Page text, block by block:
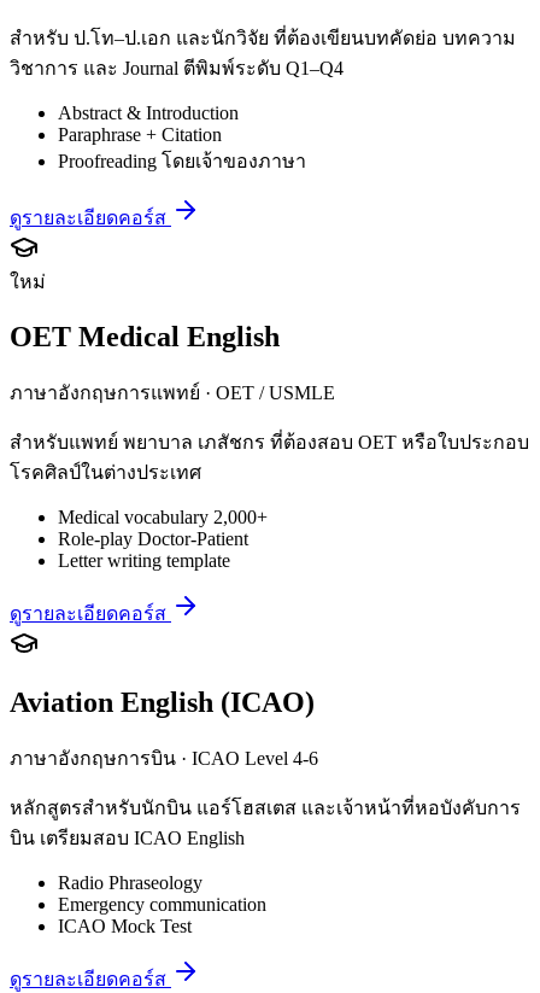
สำหรับ ป.โท–ป.เอก และนักวิจัย ที่ต้องเขียนบทคัดย่อ บทความ
วิชาการ และ Journal ตีพิมพ์ระดับ Q1–Q4
Abstract & Introduction
Paraphrase + Citation
Proofreading โดยเจ้าของภาษา
ดูรายละเอียดคอร์ส
ใหม่
OET Medical English
ภาษาอังกฤษการแพทย์ · OET / USMLE
สำหรับแพทย์ พยาบาล เภสัชกร ที่ต้องสอบ OET หรือใบประกอบ
โรคศิลป์ในต่างประเทศ
Medical vocabulary 2,000+
Role-play Doctor-Patient
Letter writing template
ดูรายละเอียดคอร์ส
Aviation English (ICAO)
ภาษาอังกฤษการบิน · ICAO Level 4-6
หลักสูตรสำหรับนักบิน แอร์โฮสเตส และเจ้าหน้าที่หอบังคับการ
บิน เตรียมสอบ ICAO English
Radio Phraseology
Emergency communication
ICAO Mock Test
ดูรายละเอียดคอร์ส